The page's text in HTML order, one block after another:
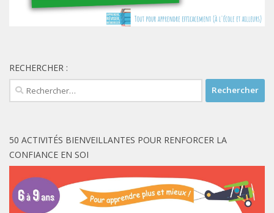
RECHERCHER :
Rechercher :
50 ACTIVITÉS BIENVEILLANTES POUR RENFORCER LA
CONFIANCE EN SOI